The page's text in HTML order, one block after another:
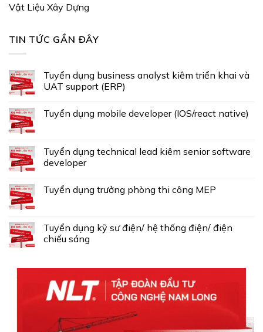
Vật Liệu Xây Dựng
TIN TỨC GẦN ĐÂY
Tuyển dụng business analyst kiêm triển khai và
UAT support (ERP)
Tuyển dụng mobile developer (IOS/react native)
Tuyển dụng technical lead kiêm senior software
developer
Tuyển dụng trưởng phòng thi công MEP
Tuyển dụng kỹ sư điện/ hệ thống điện/ điện
chiếu sáng